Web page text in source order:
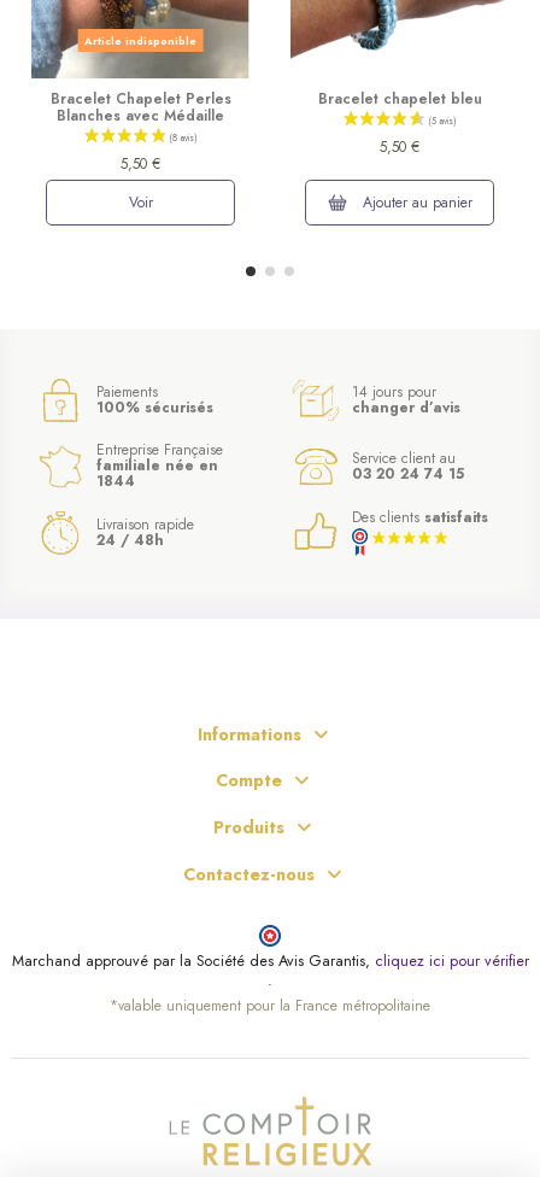
Article indisponible
Bracelet Chapelet Perles
Blanches avec Médaille
5,50 €
Voir
Bracelet chapelet bleu
5,50 €
Ajouter au panier
Paiements
100% sécurisés
14 jours pour
changer d’avis
Entreprise Française
familiale née en
1844
Service client au
03 20 24 74 15
Livraison rapide
24 / 48h
Des clients satisfaits
Informations
Compte
Produits
Contactez-nous
Marchand approuvé par la Société des Avis Garantis, cliquez ici pour vérifier
.
*valable uniquement pour la France métropolitaine